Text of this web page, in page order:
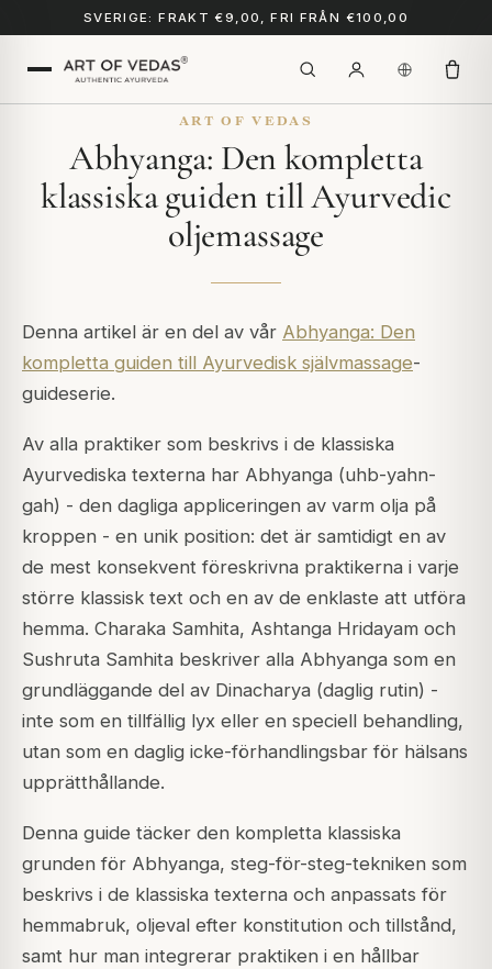
SVERIGE: FRAKT €9,00, FRI FRÅN €100,00
ART OF VEDAS
Abhyanga: Den kompletta
klassiska guiden till Ayurvedic
oljemassage
Denna artikel är en del av vår Abhyanga: Den
kompletta guiden till Ayurvedisk självmassage-
guideserie.
Av alla praktiker som beskrivs i de klassiska
Ayurvediska texterna har Abhyanga (uhb-yahn-
gah) - den dagliga appliceringen av varm olja på
kroppen - en unik position: det är samtidigt en av
de mest konsekvent föreskrivna praktikerna i varje
större klassisk text och en av de enklaste att utföra
hemma. Charaka Samhita, Ashtanga Hridayam och
Sushruta Samhita beskriver alla Abhyanga som en
grundläggande del av Dinacharya (daglig rutin) -
inte som en tillfällig lyx eller en speciell behandling,
utan som en daglig icke-förhandlingsbar för hälsans
upprätthållande.
Denna guide täcker den kompletta klassiska
grunden för Abhyanga, steg-för-steg-tekniken som
beskrivs i de klassiska texterna och anpassats för
hemmabruk, oljeval efter konstitution och tillstånd,
samt hur man integrerar praktiken i en hållbar